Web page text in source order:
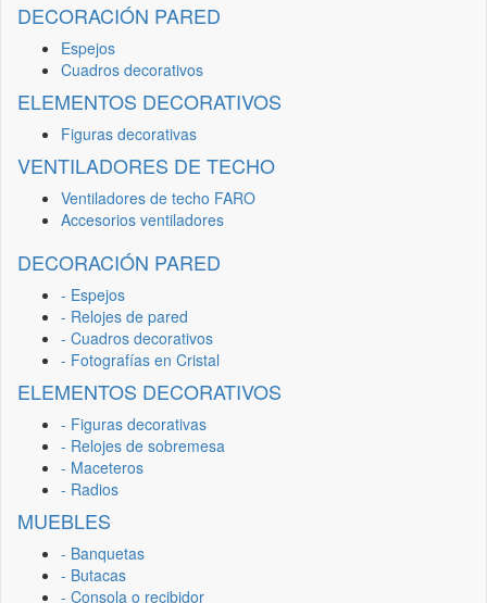
DECORACIÓN PARED
Espejos
Cuadros decorativos
ELEMENTOS DECORATIVOS
Figuras decorativas
VENTILADORES DE TECHO
Ventiladores de techo FARO
Accesorios ventiladores
DECORACIÓN PARED
- Espejos
- Relojes de pared
- Cuadros decorativos
- Fotografías en Cristal
ELEMENTOS DECORATIVOS
- Figuras decorativas
- Relojes de sobremesa
- Maceteros
- Radios
MUEBLES
- Banquetas
- Butacas
- Consola o recibidor